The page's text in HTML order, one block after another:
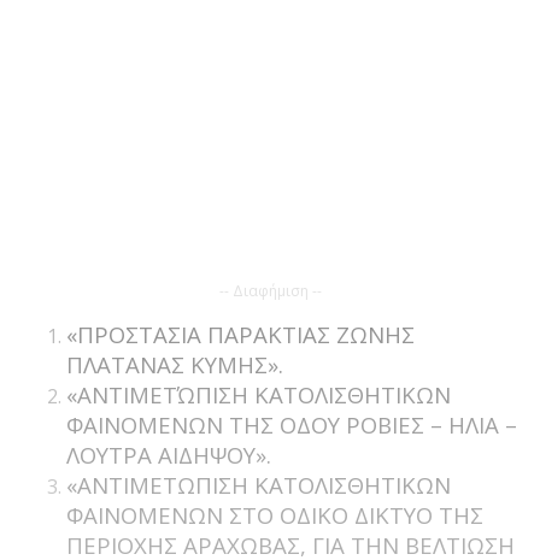
-- Διαφήμιση --
«ΠΡΟΣΤΑΣΙΑ ΠΑΡΑΚΤΙΑΣ ΖΩΝΗΣ
ΠΛΑΤΑΝΑΣ ΚΥΜΗΣ».
«ΑΝΤΙΜΕΤΏΠΙΣΗ ΚΑΤΟΛΙΣΘΗΤΙΚΩΝ
ΦΑΙΝΟΜΕΝΩΝ ΤΗΣ ΟΔΟΥ ΡΟΒΙΕΣ – ΗΛΙΑ –
ΛΟΥΤΡΑ ΑΙΔΗΨΟΥ».
«ΑΝΤΙΜΕΤΩΠΙΣΗ ΚΑΤΟΛΙΣΘΗΤΙΚΩΝ
ΦΑΙΝΟΜΕΝΩΝ ΣΤΟ ΟΔΙΚΟ ΔΙΚΤΥΟ ΤΗΣ
ΠΕΡΙΟΧΗΣ ΑΡΑΧΩΒΑΣ, ΓΙΑ ΤΗΝ ΒΕΛΤΙΩΣΗ